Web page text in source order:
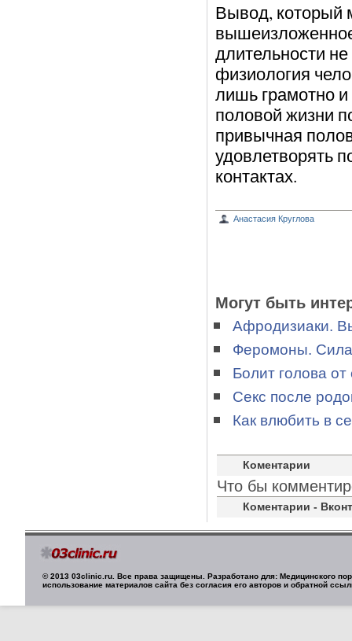
Вывод, который
длительности
физиология
лишь грамотно
половой жизни
привычная
удовлетворять
контактах.
Анастасия Круглова
Могут быть
Афродизиаки.
Феромоны. Сила
Болит голова от
Секс после
Как влюбить в
Коментарии
Что бы
Коментарии -
© 2013 03clinic.ru. Все права защищены. Разработано для: Медицинского
использование материалов сайта без согласия его авторов и обратной